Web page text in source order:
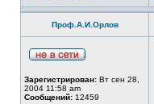
Проф.А.И.Орлов
Зарегистрирован: Вт сен 28,
2004 11:58 am
Сообщений: 12459